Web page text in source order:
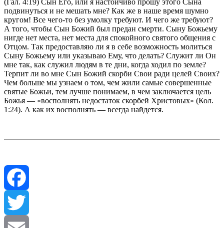
подвинуться и не мешать мне? Как же в наше время шумно
кругом! Все чего-то без умолку требуют. И чего же требуют?
А того, чтобы Сын Божий был предан смерти. Сыну Божьему
нигде нет места, нет места для спокойного святого общения с
Отцом. Так предоставляю ли я в себе возможность молиться
Сыну Божьему или указываю Ему, что делать? Служит ли Он
мне так, как служил людям в те дни, когда ходил по земле?
Терпит ли во мне Сын Божий скорби Свои ради целей Своих?
Чем больше мы узнаем о том, чем жили самые совершенные
святые Божьи, тем лучше понимаем, в чем заключается цель
Божья — «восполнять недостаток скорбей Христовых» (Кол.
1:24). А как их восполнять — всегда найдется.
Facebook